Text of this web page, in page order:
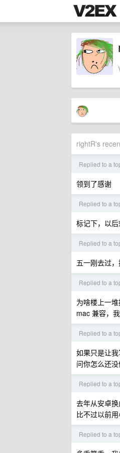
rightR's
Replied to a
领到了感谢
Replied to a
标记下，以
Replied to a
五一刚去过
Replied to a
为啥楼上一
mac 兼容，
Replied to a
如果只是让
问你怎么还
Replied to a
去年从安卓
比不过以前
Replied to a